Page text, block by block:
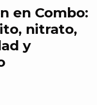
en Combo:
nitrato,
y